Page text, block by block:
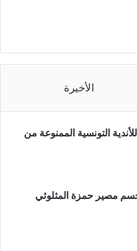
الأخيرة
التونسية الممنوعة من
مصير حمزة المثلوثي